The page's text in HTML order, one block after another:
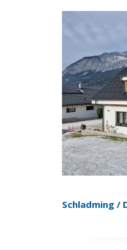
Schladming /